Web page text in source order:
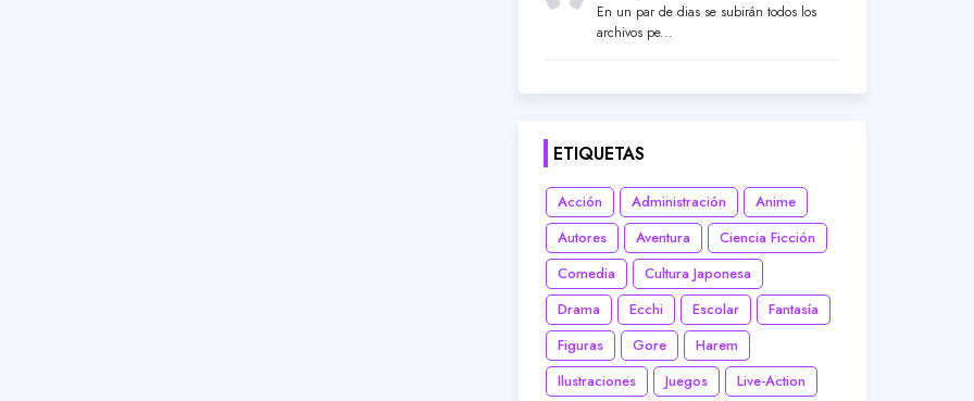
En un par de dias se subirán todos los
archivos pe...
ETIQUETAS
Acción Administración
Anime
Autores
Aventura
Ciencia Ficción
Comedia
Cultura Japonesa
Drama
Ecchi Escolar
Fantasía
Figuras
Gore
Harem
Ilustraciones
Juegos
Live-Action